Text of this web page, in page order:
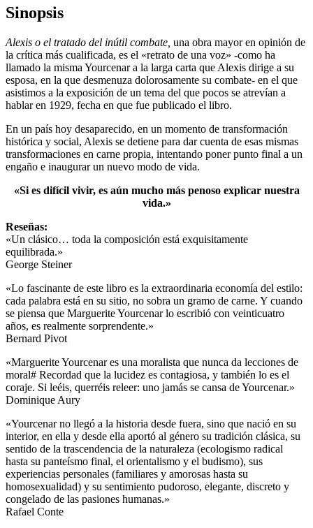
Sinopsis
Alexis o el tratado del inútil combate, una obra mayor en opinión de
la crítica más cualificada, es el «retrato de una voz» -como ha
llamado la misma Yourcenar a la larga carta que Alexis dirige a su
esposa, en la que desmenuza dolorosamente su combate- en el que
asistimos a la exposición de un tema del que pocos se atrevían a
hablar en 1929, fecha en que fue publicado el libro.
En un país hoy desaparecido, en un momento de transformación
histórica y social, Alexis se detiene para dar cuenta de esas mismas
transformaciones en carne propia, intentando poner punto final a un
engaño e inaugurar un nuevo modo de vida.
«Si es difícil vivir, es aún mucho más penoso explicar nuestra
vida.»
Reseñas:
«Un clásico… toda la composición está exquisitamente
equilibrada.»
George Steiner
«Lo fascinante de este libro es la extraordinaria economía del estilo:
cada palabra está en su sitio, no sobra un gramo de carne. Y cuando
se piensa que Marguerite Yourcenar lo escribió con veinticuatro
años, es realmente sorprendente.»
Bernard Pivot
«Marguerite Yourcenar es una moralista que nunca da lecciones de
moral# Recordad que la lucidez es contagiosa, y también lo es el
coraje. Si leéis, querréis releer: uno jamás se cansa de Yourcenar.»
Dominique Aury
«Yourcenar no llegó a la historia desde fuera, sino que nació en su
interior, en ella y desde ella aportó al género su tradición clásica, su
sentido de la trascendencia de la naturaleza (ecologismo radical
hasta su panteísmo final, el orientalismo y el budismo), sus
experiencias personales (familiares y amorosas hasta su
homosexualidad) y su sentimiento pudoroso, elegante, discreto y
congelado de las pasiones humanas.»
Rafael Conte